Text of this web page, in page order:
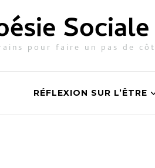
Sociale
pour faire un pas de
RÉFLEXION SUR L’ÊTRE